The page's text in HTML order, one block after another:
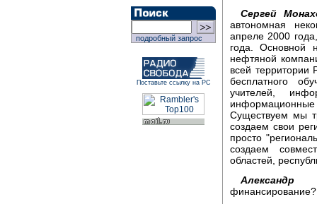
подробный запрос
Поставьте ссылку на РС
Сергей
автономная
апреле 2000
года.
нефтяной
всей
бесплатного
учителей,
Существуем мы
создаем свои
просто
создаем
областей,
Александр
финансирование?